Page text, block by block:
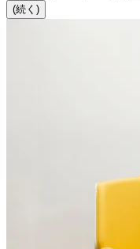
(続く)